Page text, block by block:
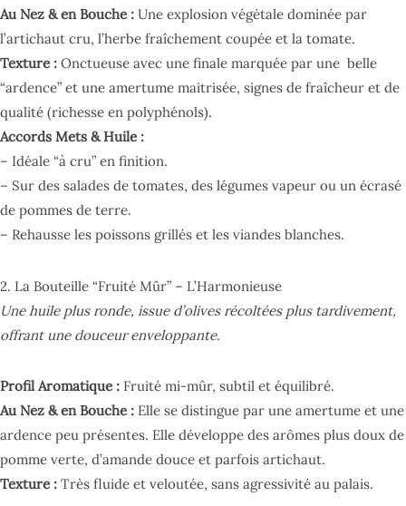
Au Nez & en Bouche : Une explosion végétale dominée par
l’artichaut cru, l’herbe fraîchement coupée et la tomate.
Texture : Onctueuse avec une finale marquée par une belle
“ardence” et une amertume maitrisée, signes de fraîcheur et de
qualité (richesse en polyphénols).
Accords Mets & Huile :
– Idéale “à cru” en finition.
– Sur des salades de tomates, des légumes vapeur ou un écrasé
de pommes de terre.
– Rehausse les poissons grillés et les viandes blanches.
2. La Bouteille “Fruité Mûr” – L’Harmonieuse
Une huile plus ronde, issue d’olives récoltées plus tardivement,
offrant une douceur enveloppante.
Profil Aromatique : Fruité mi-mûr, subtil et équilibré.
Au Nez & en Bouche : Elle se distingue par une amertume et une
ardence peu présentes. Elle développe des arômes plus doux de
pomme verte, d’amande douce et parfois artichaut.
Texture : Très fluide et veloutée, sans agressivité au palais.